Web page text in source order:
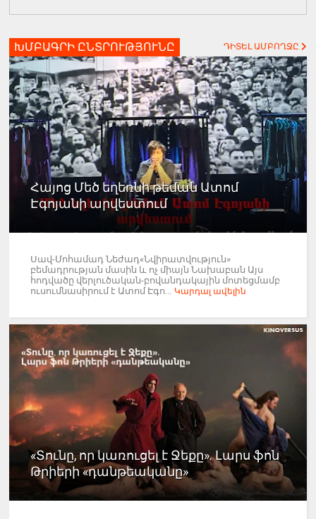
ԽՄԲԱԳՐԻ ԸՆՏՐՈՒԹՅՈՒՆԸ ԴԻՏԵԼ ԱՄԲՈՂՋԸ
Հայոց Մեծ եղեռնի թեման Ատոմ
Էգոյանի արվեստում
Սավ-Մոհամադ Նեժադ«Նվիրատվություն»
բեմադրության մասին և ոչ միայն Նախաբան Այս
հոդվածը վերլուծական-բովանդակային մոտեցմամբ
ուսումնասիրում է Ատոմ Էգո... Կարդալ ավելին
«Տունը, որ կառուցել է Ջեքը». Լարս ֆոն
Թրիերի «դանթեականը»